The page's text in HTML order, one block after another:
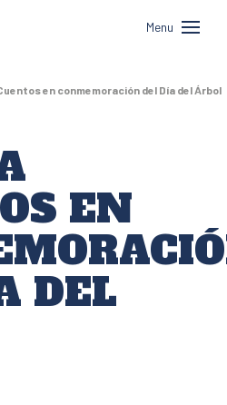
Menu
en conmemoración del Día del Árbol
EN
DEL